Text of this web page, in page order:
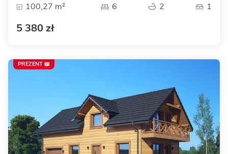
100,27 m²
6 2 1
5 380 zł
PREZENT 📖